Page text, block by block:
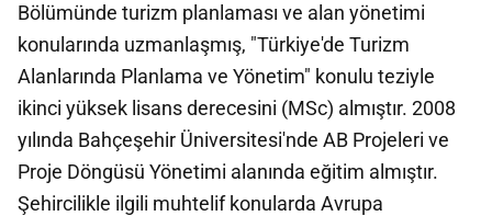
Bölümünde turizm planlaması ve alan yönetimi
konularında uzmanlaşmış, "Türkiye'de Turizm
Alanlarında Planlama ve Yönetim" konulu teziyle
ikinci yüksek lisans derecesini (MSc) almıştır. 2008
yılında Bahçeşehir Üniversitesi'nde AB Projeleri ve
Proje Döngüsü Yönetimi alanında eğitim almıştır.
Şehircilikle ilgili muhtelif konularda Avrupa